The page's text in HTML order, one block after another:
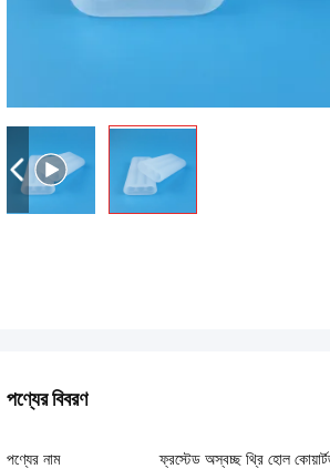
পণ্যের বিবরণ
পণ্যের নাম ফ্রস্টেড অস্বচ্ছ থ্রি হোল